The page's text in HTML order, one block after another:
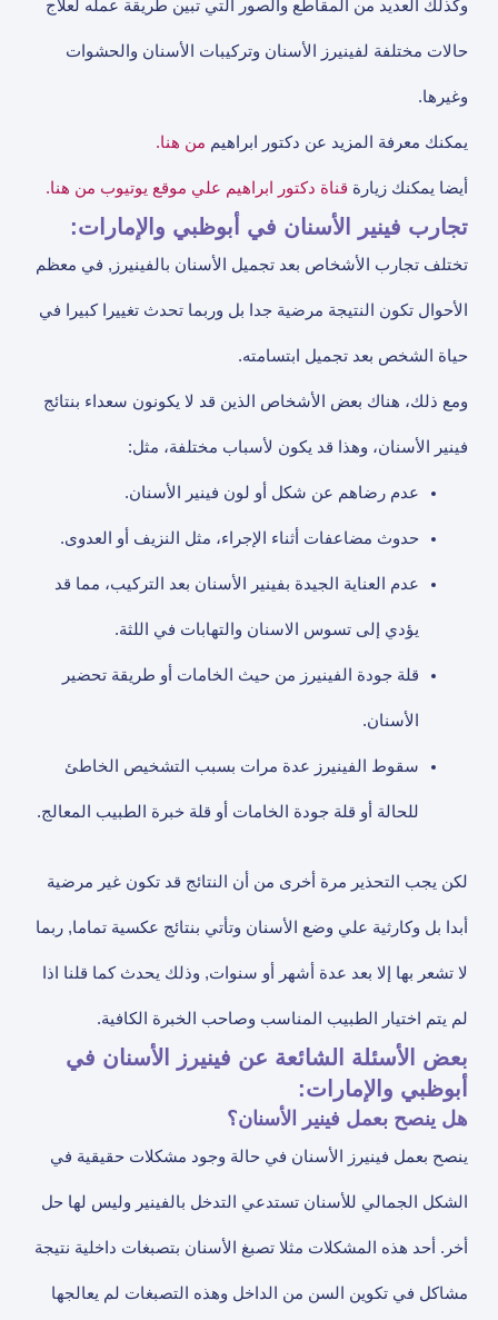
وكذلك العديد من المقاطع والصور التي تبين طريقة عمله لعلاج
حالات مختلفة لفينيرز الأسنان وتركيبات الأسنان والحشوات
وغيرها.
يمكنك معرفة المزيد عن دكتور ابراهيم من هنا.
أيضا يمكنك زيارة قناة دكتور ابراهيم علي موقع يوتيوب من هنا.
تجارب فينير الأسنان في أبوظبي والإمارات:
تختلف تجارب الأشخاص بعد تجميل الأسنان بالفينيرز, في معظم
الأحوال تكون النتيجة مرضية جدا بل وربما تحدث تغييرا كبيرا في
حياة الشخص بعد تجميل ابتسامته.
ومع ذلك، هناك بعض الأشخاص الذين قد لا يكونون سعداء بنتائج
فينير الأسنان، وهذا قد يكون لأسباب مختلفة، مثل:
عدم رضاهم عن شكل أو لون فينير الأسنان.
حدوث مضاعفات أثناء الإجراء، مثل النزيف أو العدوى.
عدم العناية الجيدة بفينير الأسنان بعد التركيب، مما قد
يؤدي إلى تسوس الاسنان والتهابات في اللثة.
قلة جودة الفينيرز من حيث الخامات أو طريقة تحضير
الأسنان.
سقوط الفينيرز عدة مرات بسبب التشخيص الخاطئ
للحالة أو قلة جودة الخامات أو قلة خبرة الطبيب المعالج.
لكن يجب التحذير مرة أخرى من أن النتائج قد تكون غير مرضية
أبدا بل وكارثية علي وضع الأسنان وتأتي بنتائج عكسية تماما, ربما
لا تشعر بها إلا بعد عدة أشهر أو سنوات, وذلك يحدث كما قلنا اذا
لم يتم اختيار الطبيب المناسب وصاحب الخبرة الكافية.
بعض الأسئلة الشائعة عن فينيرز الأسنان في
أبوظبي والإمارات:
هل ينصح بعمل فينير الأسنان؟
ينصح بعمل فينيرز الأسنان في حالة وجود مشكلات حقيقية في
الشكل الجمالي للأسنان تستدعي التدخل بالفينير وليس لها حل
أخر. أحد هذه المشكلات مثلا تصبغ الأسنان بتصبغات داخلية نتيجة
مشاكل في تكوين السن من الداخل وهذه التصبغات لم يعالجها